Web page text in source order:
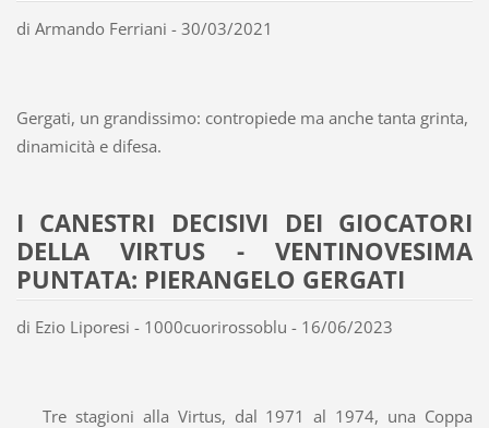
di Armando Ferriani - 30/03/2021
Gergati, un grandissimo: contropiede ma anche tanta grinta,
dinamicità e difesa.
I CANESTRI DECISIVI DEI GIOCATORI
DELLA VIRTUS - VENTINOVESIMA
PUNTATA: PIERANGELO GERGATI
di Ezio Liporesi - 1000cuorirossoblu - 16/06/2023
Tre stagioni alla Virtus, dal 1971 al 1974, una Coppa